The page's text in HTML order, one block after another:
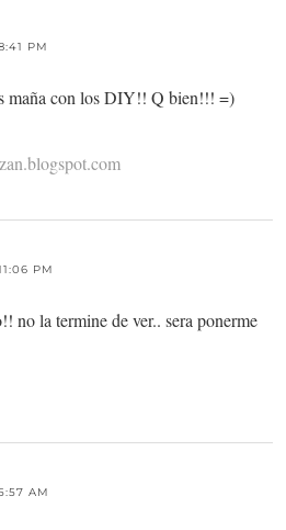
PM
maña con los DIY!! Q bien!!! =)
PM
no la termine de ver.. sera ponerme
AM